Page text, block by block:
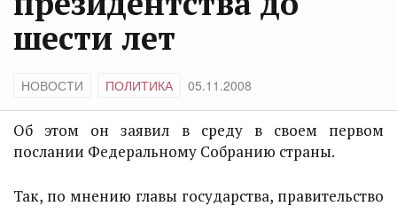
шести лет
НОВОСТИ ПОЛИТИКА 05.11.2008
Об этом он заявил в среду в своем первом
послании Федеральному Собранию страны.
Так, по мнению главы государства, правительство